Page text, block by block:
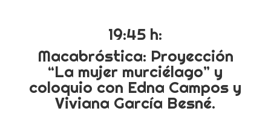
19:45 h:
Macabróstica: Proyección
“La mujer murciélago” y
coloquio con Edna Campos y
Viviana García Besné.